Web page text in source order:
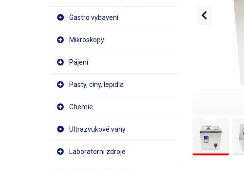
Gastro vybavení
Mikroskopy
Pájení
Pasty, cíny, lepidla
Chemie
Ultrazvukové vany
Laboratorní zdroje